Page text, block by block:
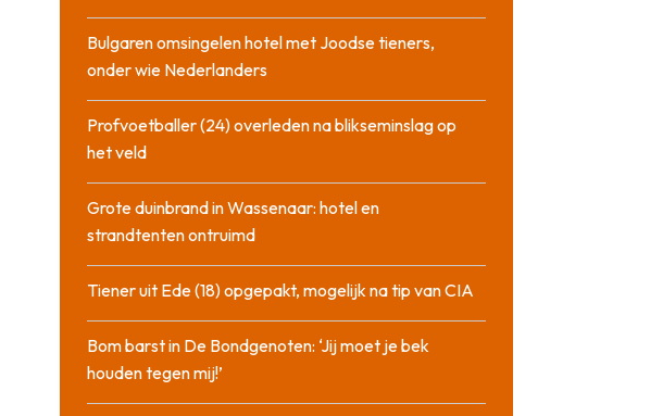
Bulgaren omsingelen hotel met Joodse tieners,
onder wie Nederlanders
Profvoetballer (24) overleden na blikseminslag op
het veld
Grote duinbrand in Wassenaar: hotel en
strandtenten ontruimd
Tiener uit Ede (18) opgepakt, mogelijk na tip van CIA
Bom barst in De Bondgenoten: ‘Jij moet je bek
houden tegen mij!’